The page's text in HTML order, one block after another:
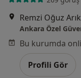
Ankara Özel
Profili Gör